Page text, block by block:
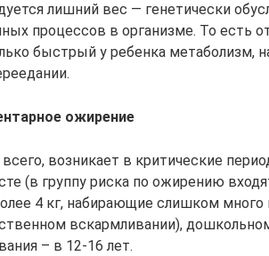
лишний вес — генетически
процессов в организме. То есть
быстрый у ребенка метаболизм,
ожирение
возникает в критические
(в группу риска по ожирению
4 кг, набирающие слишком
вскармливании),
– в 12-16 лет.